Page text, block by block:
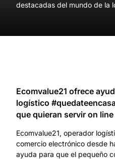
destacadas del mundo de la
Ecomvalue21 ofrece
logístico
que quieran servir on line
Ecomvalue21, operador
comercio electrónico desde
ayuda para que el pequeño